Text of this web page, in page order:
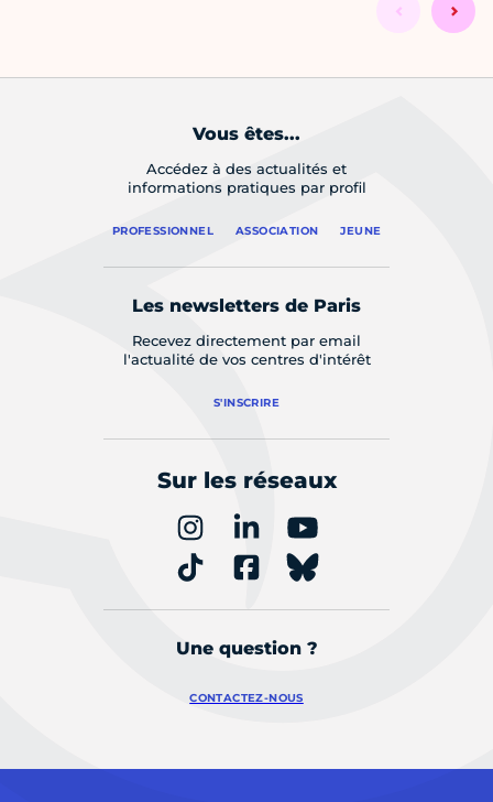
Vous êtes...
Accédez à des actualités et
informations pratiques par profil
PROFESSIONNEL ASSOCIATION JEUNE
Les newsletters de Paris
Recevez directement par email
l'actualité de vos centres d'intérêt
S'INSCRIRE
Sur les réseaux
Une question ?
CONTACTEZ-NOUS